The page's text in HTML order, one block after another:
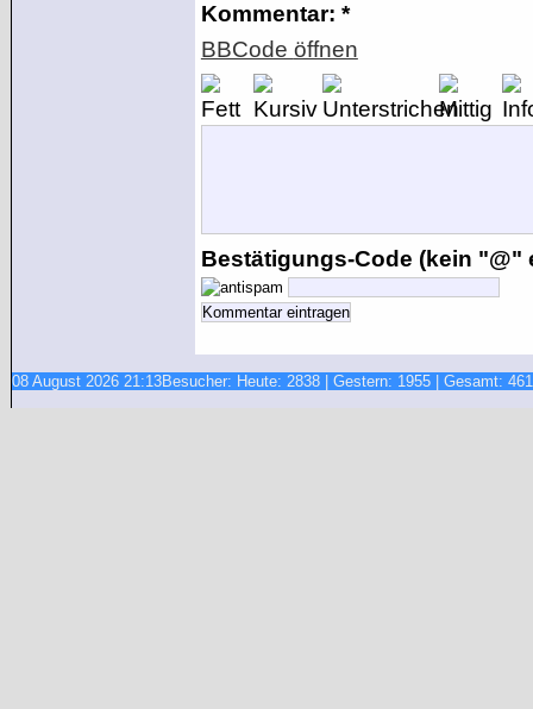
Kommentar: *
BBCode öffnen
Bestätigungs-Code (kein "@"
08 August 2026 21:13Besucher: Heute: 2838 | Gestern: 1955 | Gesamt: